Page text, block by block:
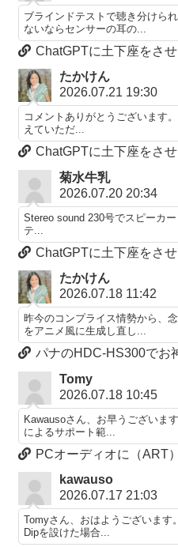
ブラインドテストで聴き分けら
ないならセンサーの耳の...
ChatGPTに土下座をさせ
たかけん
2026.07.21 19:30
コメントありがとうございます
えていただ...
ChatGPTに土下座をさせ
菊水牛乳
2026.07.20 20:34
Stereo sound 230号でスピーカ
テ...
ChatGPTに土下座をさせ
たかけん
2026.07.18 11:42
昨今のコンプライス情勢から、
をアニメ風に生成し直し...
パナのHDC-HS300でお
Tomy
2026.07.18 10:45
Kawausoさん、お早うございま
によるサポート範...
PCオーディオに（ART
kawauso
2026.07.17 21:03
Tomyさん、おはようございます
Dipを設けた場合...